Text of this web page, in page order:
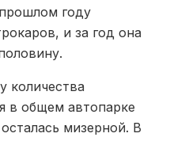
году
и за год она
количества
в общем автопарке
мизерной. В